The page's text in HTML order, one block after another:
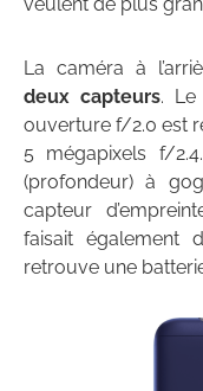
La caméra à
deux capteurs. Le
ouverture f/2.0 est
5 mégapixels f/
(profondeur) à
capteur
faisait également
retrouve une